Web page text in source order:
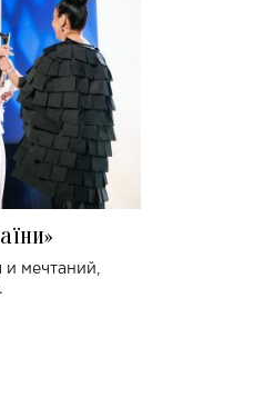
мечтаний,